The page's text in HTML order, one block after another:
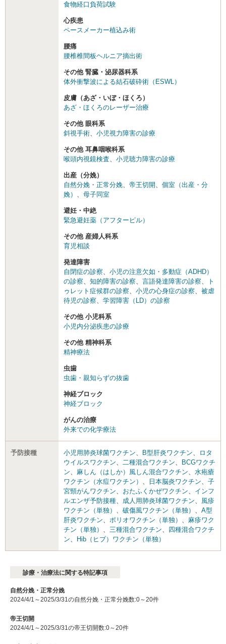
食物経口負荷試験
心疾患
ペースメーカー植込み術
腰痛
腰椎椎間板ヘルニア摘出術
その他 腎臓・泌尿器科系
体外衝撃波による結石破砕術（ESWL）
皮膚（あざ・いぼ・ほくろ）
あざ・ほくろのレーザー治療
その他 眼科系
斜視手術、 小児視力障害の診療
その他 耳鼻咽喉科系
喉頭内視鏡検査、 小児聴力障害の診療
出産（分娩）
自然分娩・正常分娩、 帝王切開 、 個室（出産・分
娩） 、 母子同室
避妊・中絶
緊急避妊薬（アフターピル）
その他 産婦人科系
育児相談
発達障害
自閉症の診察、 小児の注意欠如・多動症（ADHD）
の診察、 知的障害の診察、 言語発達障害の診察、
ト
ゥレット症候群の診察、 小児の心身症の診察、 被虐
待児の診察、 学習障害（LD）の診察
その他 小児科系
小児内分泌疾患の診療
その他 精神科系
精神療法
虫歯
虫歯・親知らずの抜歯
神経ブロック
神経ブロック
がんの治療
外来での化学療法
予防接種 小児用肺炎球菌ワクチン、 B型肝炎ワクチン、
ロタ
ウイルスワクチン、 二種混合ワクチン、
BCGワクチ
ン、 麻しん（はしか）風しん混合ワクチン、 水疱瘡
ワクチン（水痘ワクチン） 、 日本脳炎ワクチン、 子
宮頸がんワクチン、 おたふくかぜワクチン、 インフ
ルエンザ予防接種、 成人用肺炎球菌ワクチン、 風疹
ワクチン（単独） 、 破傷風ワクチン（単独） 、 A型
肝炎ワクチン、 ポリオワクチン（単独） 、 麻疹ワク
チン（単独） 、 三種混合ワクチン、 四種混合ワクチ
ン、 Hib（ヒブ）ワクチン（単独）
診療・治療法に関する特記事項
自然分娩・正常分娩
2024/4/1～2025/3/31の自然分娩・正常分娩数:0～20件
帝王切開
2024/4/1～2025/3/31の帝王切開数:0～20件